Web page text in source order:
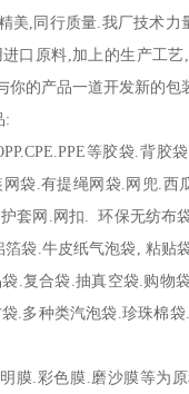
美,同行质量.我厂技术力
口原料,加上的生产工
你的产品一道开发新
:
等胶袋.背胶
袋.有提绳网袋.网兜.西
套网.网扣. 环保无纺布
袋.牛皮纸气泡袋, 粘贴
.复合袋.抽真空袋.购物
.多种类汽泡袋.珍珠棉
膜.彩色膜.磨沙膜等为